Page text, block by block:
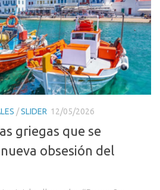
/SLIDER 12/05/2026
griegas que se
obsesión del